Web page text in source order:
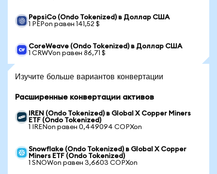
PepsiCo (Ondo Tokenized) в Доллар США
1 PEPon равен 141,52 $
CoreWeave (Ondo Tokenized) в Доллар США
1 CRWVon равен 86,71 $
Изучите больше вариантов конвертации
Расширенные конвертации активов
IREN (Ondo Tokenized) в Global X Copper Miners
ETF (Ondo Tokenized)
1 IRENon равен 0,449094 COPXon
Snowflake (Ondo Tokenized) в Global X Copper
Miners ETF (Ondo Tokenized)
1 SNOWon равен 3,6603 COPXon